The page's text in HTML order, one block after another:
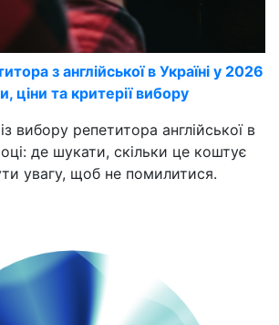
з англійської в Україні у 2026
ціни та критерії вибору
вибору репетитора англійської в
де шукати, скільки це коштує
увагу, щоб не помилитися.